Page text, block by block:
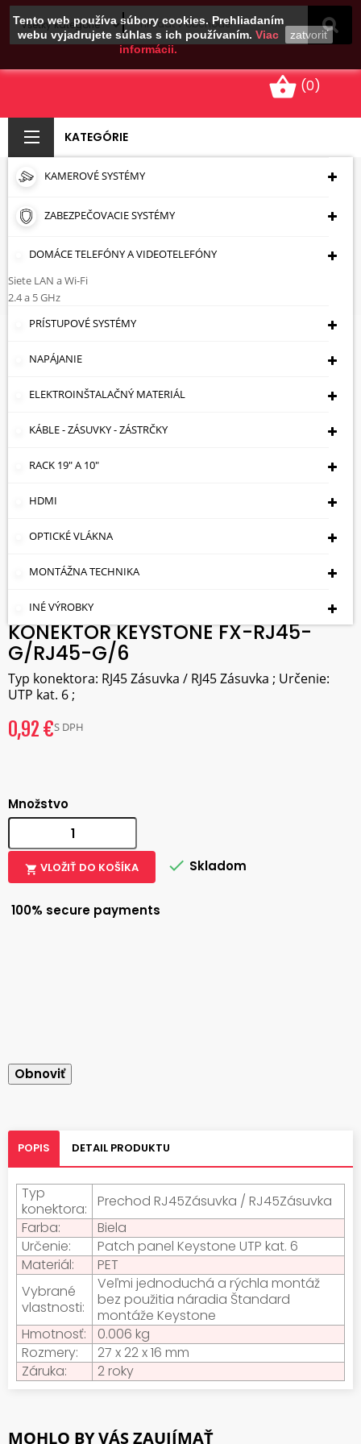
Tento web používa súbory cookies. Prehliadaním
webu vyjadrujete súhlas s ich používaním. Viac
informácii.
zatvoriť
shopping_basket (0)
KATEGÓRIE
KAMEROVÉ SYSTÉMY
ZABEZPEČOVACIE SYSTÉMY
DOMÁCE TELEFÓNY A VIDEOTELEFÓNY
Siete LAN a Wi-Fi
2.4 a 5 GHz
PRÍSTUPOVÉ SYSTÉMY
NAPÁJANIE
ELEKTROINŠTALAČNÝ MATERIÁL
KÁBLE - ZÁSUVKY - ZÁSTRČKY
RACK 19" A 10"
HDMI
OPTICKÉ VLÁKNA
MONTÁŽNA TECHNIKA
INÉ VÝROBKY
KONEKTOR KEYSTONE
FX-RJ45-G/RJ45-G/6
Úvodná Stránka
Káble - Zásuvky - Zástrčky
KONEKTOR KEYSTONE FX-RJ45-
G/RJ45-G/6
Typ konektora: RJ45 Zásuvka / RJ45 Zásuvka ; Určenie:
UTP kat. 6 ;
0,92 €S DPH
Množstvo
 VLOŽIŤ DO KOŠÍKA  Skladom
100% secure payments
POPIS DETAIL PRODUKTU
Typ
konektora:
Prechod RJ45Zásuvka / RJ45Zásuvka
Farba:
Biela
Určenie:
Patch panel Keystone UTP kat. 6
Materiál:
PET
Vybrané
vlastnosti:
Veľmi jednoduchá a rýchla montáž
bez použitia náradia Štandard
montáže Keystone
Hmotnosť:
0.006 kg
Rozmery:
27 x 22 x 16 mm
Záruka:
2 roky
MOHLO BY VÁS ZAUJÍMAŤ